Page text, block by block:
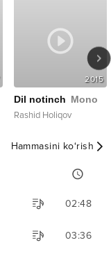
2015
Dil notinch Mono
Rashid Holiqov
Hammasini ko‘rish
02:48
03:36